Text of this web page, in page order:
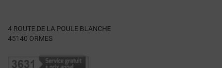
4 ROUTE DE LA POULE BLANCHE
45140 ORMES